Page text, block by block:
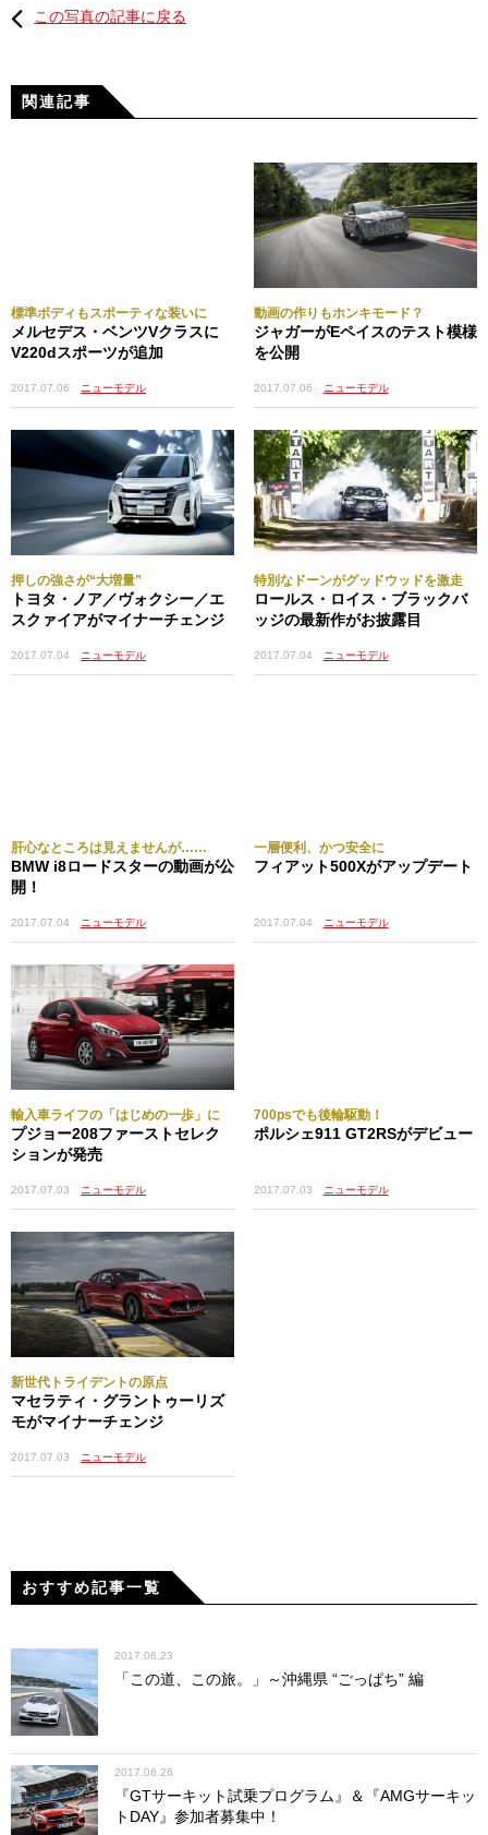
この写真の記事に戻る
関連記事
標準ボディもスポーティな装いに
メルセデス・ベンツVクラスに
V220dスポーツが追加
2017.07.06 ニューモデル
動画の作りもホンキモード？
ジャガーがEペイスのテスト模様
を公開
2017.07.06 ニューモデル
押しの強さが“大増量”
トヨタ・ノア／ヴォクシー／エ
スクァイアがマイナーチェンジ
2017.07.04 ニューモデル
特別なドーンがグッドウッドを激走
ロールス・ロイス・ブラックバ
ッジの最新作がお披露目
2017.07.04 ニューモデル
肝心なところは見えませんが……
BMW i8ロードスターの動画が公
開！
2017.07.04 ニューモデル
一層便利、かつ安全に
フィアット500Xがアップデート
2017.07.04 ニューモデル
輸入車ライフの「はじめの一歩」に
プジョー208ファーストセレク
ションが発売
2017.07.03 ニューモデル
700psでも後輪駆動！
ポルシェ911 GT2RSがデビュー
2017.07.03 ニューモデル
新世代トライデントの原点
マセラティ・グラントゥーリズ
モがマイナーチェンジ
2017.07.03 ニューモデル
おすすめ記事一覧
2017.06.23
「この道、この旅。」～沖縄県 “ごっぱち” 編
2017.06.26
『GTサーキット試乗プログラム』＆『AMGサーキッ
トDAY』参加者募集中！